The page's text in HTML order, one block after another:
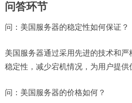
问答环节
问： 美国服务器的稳定性如何保证？
美国服务器通过采用先进的技术和
稳定性，减少宕机情况，为用户提供
问： 美国服务器的价格如何？